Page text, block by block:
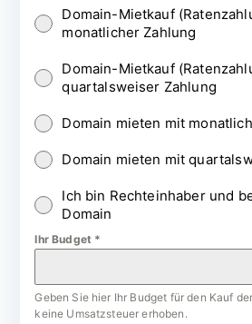
Domain-Mietkauf
monatlicher Zahlung
Domain-Mietkauf
quartalsweiser Zahlung
Domain mieten mit
Domain mieten mit
Ich bin Rechteinhaber und
Domain
Ihr Budget *
Geben Sie hier Ihr Budget für den Kauf
keine Umsatzsteuer erhoben.